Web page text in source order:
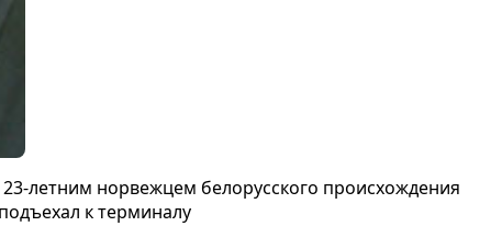
летним норвежцем белорусского происхождения
к терминалу